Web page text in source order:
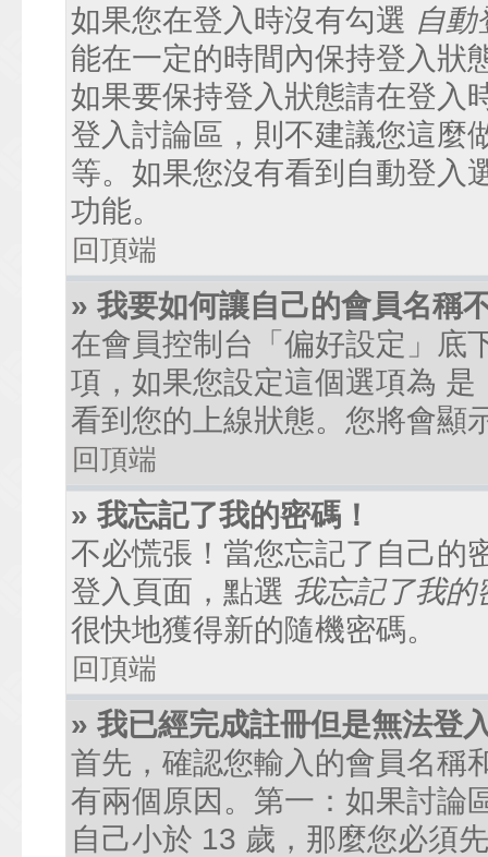
如果您在登入時沒有勾選 自動
能在一定的時間內保持登入狀
如果要保持登入狀態請在登入
登入討論區，則不建議您這麼
等。如果您沒有看到自動登入
功能。
回頂端
» 我要如何讓自己的會員名稱
在會員控制台「偏好設定」底
項，如果您設定這個選項為 是
看到您的上線狀態。您將會顯
回頂端
» 我忘記了我的密碼！
不必慌張！當您忘記了自己的
登入頁面，點選 我忘記了我的
很快地獲得新的隨機密碼。
回頂端
» 我已經完成註冊但是無法登
首先，確認您輸入的會員名稱
有兩個原因。第一：如果討論
自己小於 13 歲，那麼您必須